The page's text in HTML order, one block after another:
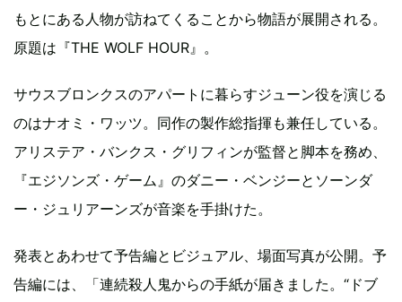
もとにある人物が訪ねてくることから物語が展開される。
原題は『THE WOLF HOUR』。
サウスブロンクスのアパートに暮らすジューン役を演じる
のはナオミ・ワッツ。同作の製作総指揮も兼任している。
アリステア・バンクス・グリフィンが監督と脚本を務め、
『エジソンズ・ゲーム』のダニー・ベンジーとソーンダ
ー・ジュリアーンズが音楽を手掛けた。
発表とあわせて予告編とビジュアル、場面写真が公開。予
告編には、「連続殺人鬼からの手紙が届きました。“ドブ